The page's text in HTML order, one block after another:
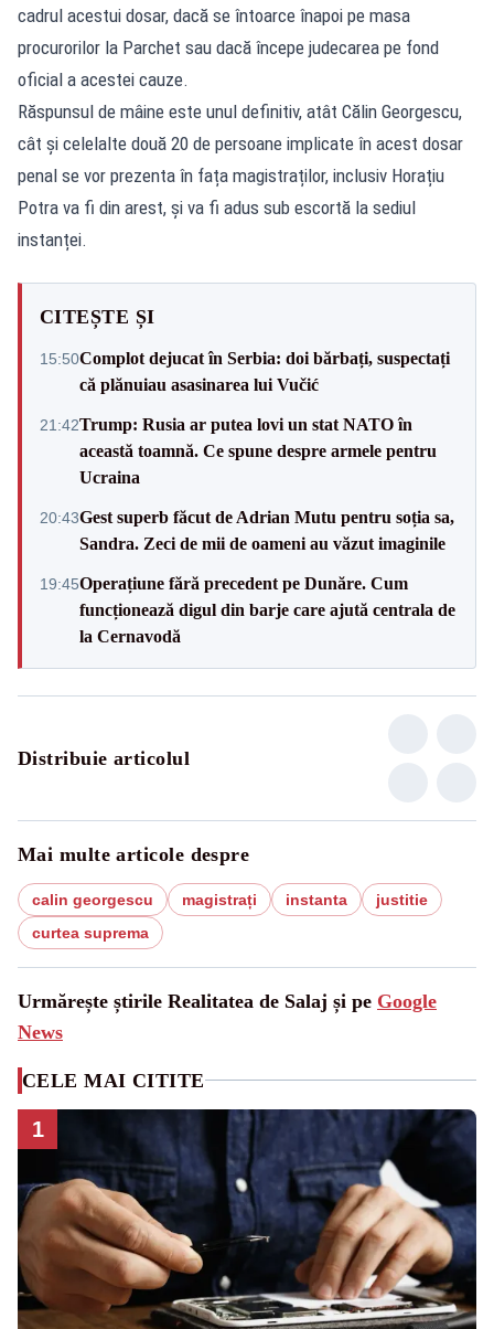
cadrul acestui dosar, dacă se întoarce înapoi pe masa
procurorilor la Parchet sau dacă începe judecarea pe fond
oficial a acestei cauze.
Răspunsul de mâine este unul definitiv, atât Călin Georgescu,
cât și celelalte două 20 de persoane implicate în acest dosar
penal se vor prezenta în fața magistraților, inclusiv Horațiu
Potra va fi din arest, și va fi adus sub escortă la sediul
instanței.
CITEȘTE ȘI
15:50Complot dejucat în Serbia: doi bărbați, suspectați
că plănuiau asasinarea lui Vučić
21:42Trump: Rusia ar putea lovi un stat NATO în
această toamnă. Ce spune despre armele pentru
Ucraina
20:43Gest superb făcut de Adrian Mutu pentru soția sa,
Sandra. Zeci de mii de oameni au văzut imaginile
19:45Operațiune fără precedent pe Dunăre. Cum
funcționează digul din barje care ajută centrala de
la Cernavodă
Distribuie articolul
Mai multe articole despre
calin georgescu magistrați instanta
justitie
curtea suprema
Urmărește știrile Realitatea de Salaj și pe Google
News
CELE MAI CITITE
1